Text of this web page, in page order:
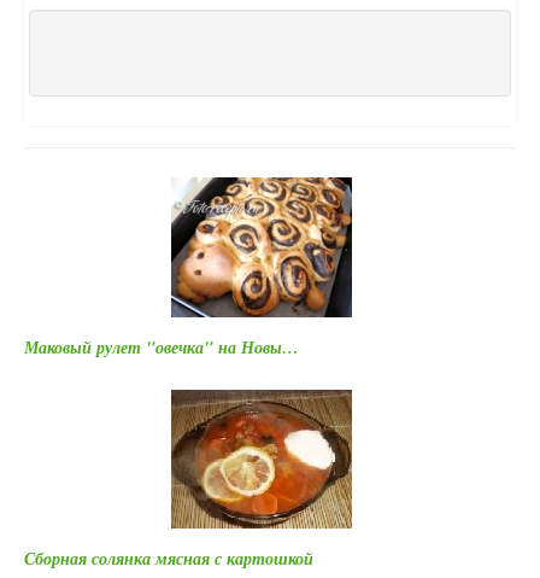
Маковый рулет "овечка" на Новы…
Сборная солянка мясная с картошкой